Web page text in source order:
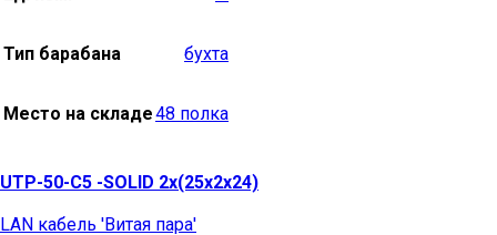
Тип барабана бухта
Место на складе48 полка
UTP-50-С5 -SOLID 2х(25х2х24)
LAN кабель 'Витая пара'